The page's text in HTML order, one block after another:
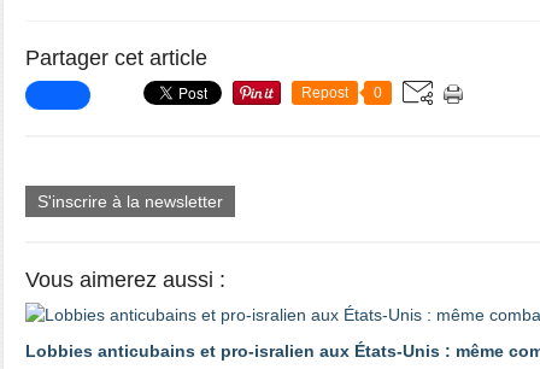
Partager cet article
Repost 0
S'inscrire à la newsletter
Vous aimerez aussi :
Lobbies anticubains et pro-isralien aux États-Unis : même